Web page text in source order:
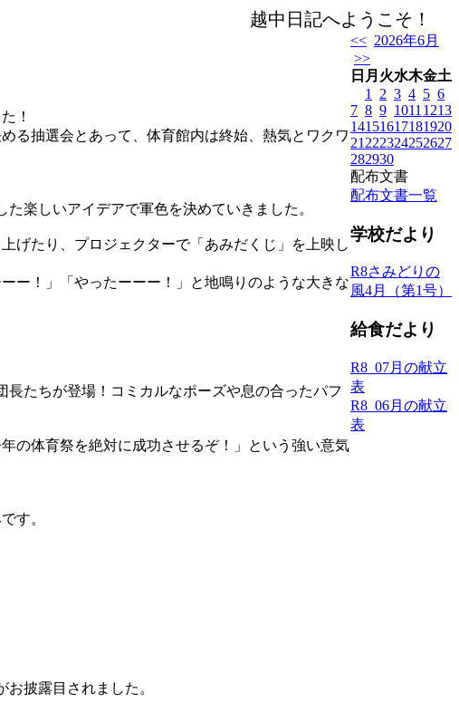
越中日記へようこそ！ 「あ
！
る抽選会とあって、体育館内は終始、熱気とワクワ
楽しいアイデアで軍色を決めていきました。
げたり、プロジェクターで「あみだくじ」を上映し
ー！」「やったーーー！」と地鳴りのような大きな
たちが登場！コミカルなポーズや息の合ったパフ
の体育祭を絶対に成功させるぞ！」という強い意気
す。
披露目されました。
<< 2026年6月
>>
日 月 火水木金土
1
2 3 4 5 6
7 8 9 1011 1213
14151617181920
21 222324252627
282930
配布文書
配布文書一覧
学校だより
R8さみどりの
風4月（第1号）
給食だより
R8_07月の献立
表
R8_06月の献立
表